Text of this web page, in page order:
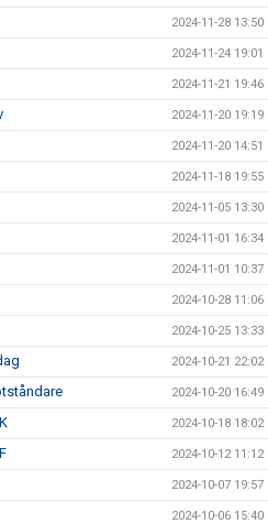
2024-11-28 13:50
2024-11-24 19:01
2024-11-21 19:46
2024-11-20 19:19
2024-11-20 14:51
2024-11-18 19:55
2024-11-05 13:30
2024-11-01 16:34
2024-11-01 10:37
2024-10-28 11:06
2024-10-25 13:33
2024-10-21 22:02
2024-10-20 16:49
2024-10-18 18:02
2024-10-12 11:12
2024-10-07 19:57
2024-10-06 15:40